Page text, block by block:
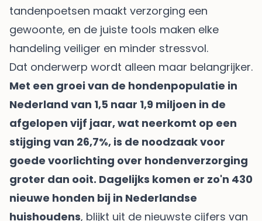
tandenpoetsen maakt verzorging een
gewoonte, en de juiste tools maken elke
handeling veiliger en minder stressvol.
Dat onderwerp wordt alleen maar belangrijker.
Met een groei van de hondenpopulatie in
Nederland van 1,5 naar 1,9 miljoen in de
afgelopen vijf jaar, wat neerkomt op een
stijging van 26,7%, is de noodzaak voor
goede voorlichting over hondenverzorging
groter dan ooit. Dagelijks komen er zo'n 430
nieuwe honden bij in Nederlandse
huishoudens, blijkt uit de nieuwste cijfers van